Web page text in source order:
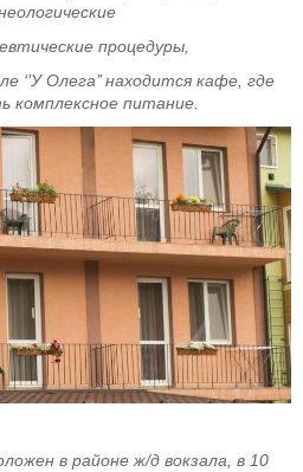
процедуры,
Олега’’ находится кафе, где
комплексное питание.
в районе ж/д вокзала, в 10